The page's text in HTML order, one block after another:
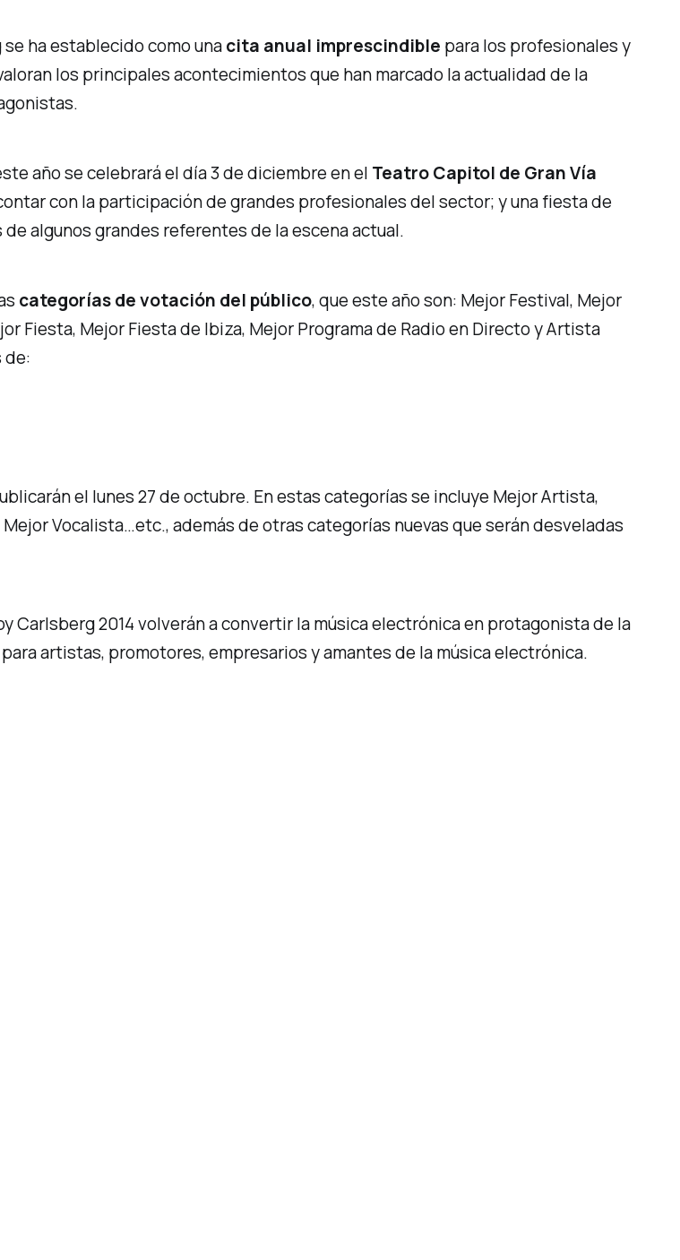
ha establecido como unacita anual imprescindible para los profesionales y
los principales acontecimientos que han marcado la actualidad de la
año se celebrará el día 3 de diciembre en el Teatro Capitol de Gran Vía
con la participación de grandes profesionales del sector; y una fiesta de
algunos grandes referentes de la escena actual.
categorías de votación del público, que este año son: Mejor Festival, Mejor
Fiesta, Mejor Fiesta de Ibiza, Mejor Programa de Radio en Directo y Artista
de:
el lunes 27 de octubre. En estas categorías se incluye Mejor Artista,
Vocalista…etc., además de otras categorías nuevas que serán desveladas
Carlsberg 2014 volverán a convertir la música electrónica en protagonista de la
artistas, promotores, empresarios y amantes de la música electrónica.